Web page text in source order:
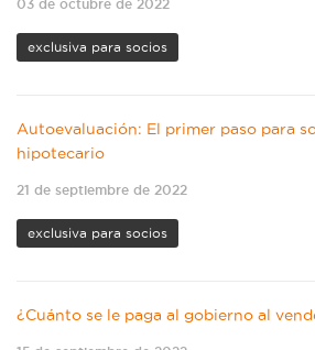
03 de octubre de 2022
exclusiva para socios
Autoevaluación: El primer paso para
hipotecario
21 de septiembre de 2022
exclusiva para socios
¿Cuánto se le paga al gobierno al